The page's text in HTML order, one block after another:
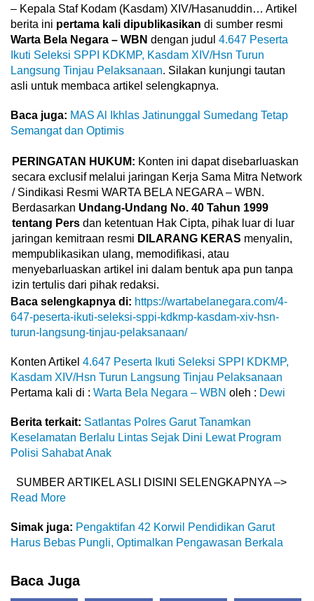
– Kepala Staf Kodam (Kasdam) XIV/Hasanuddin… Artikel
berita ini pertama kali dipublikasikan di sumber resmi
Warta Bela Negara – WBN dengan judul 4.647 Peserta
Ikuti Seleksi SPPI KDKMP, Kasdam XIV/Hsn Turun
Langsung Tinjau Pelaksanaan. Silakan kunjungi tautan
asli untuk membaca artikel selengkapnya.
Baca juga: MAS Al Ikhlas Jatinunggal Sumedang Tetap
Semangat dan Optimis
PERINGATAN HUKUM: Konten ini dapat disebarluaskan
secara exclusif melalui jaringan Kerja Sama Mitra Network
/ Sindikasi Resmi WARTA BELA NEGARA – WBN.
Berdasarkan Undang-Undang No. 40 Tahun 1999
tentang Pers dan ketentuan Hak Cipta, pihak luar di luar
jaringan kemitraan resmi DILARANG KERAS menyalin,
mempublikasikan ulang, memodifikasi, atau
menyebarluaskan artikel ini dalam bentuk apa pun tanpa
izin tertulis dari pihak redaksi.
Baca selengkapnya di: https://wartabelanegara.com/4-
647-peserta-ikuti-seleksi-sppi-kdkmp-kasdam-xiv-hsn-
turun-langsung-tinjau-pelaksanaan/
Konten Artikel 4.647 Peserta Ikuti Seleksi SPPI KDKMP,
Kasdam XIV/Hsn Turun Langsung Tinjau Pelaksanaan
Pertama kali di : Warta Bela Negara – WBN oleh : Dewi
Berita terkait: Satlantas Polres Garut Tanamkan
Keselamatan Berlalu Lintas Sejak Dini Lewat Program
Polisi Sahabat Anak
SUMBER ARTIKEL ASLI DISINI SELENGKAPNYA –>
Read More
Simak juga: Pengaktifan 42 Korwil Pendidikan Garut
Harus Bebas Pungli, Optimalkan Pengawasan Berkala
Baca Juga